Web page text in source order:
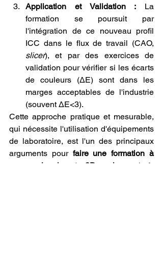
Application et Validation : La
formation se poursuit par
l'intégration de ce nouveau profil
slicer), et par des exercices de
validation pour vérifier si les écarts
de couleurs (ΔE) sont dans les
marges acceptables de l'industrie
(souvent ΔE<3).
Cette approche pratique et mesurable,
qui nécessite l'utilisation d'équipements
de laboratoire, est l'un des principaux
arguments pour faire une formation à
sur une imprimante 3D couleurs
plutôt